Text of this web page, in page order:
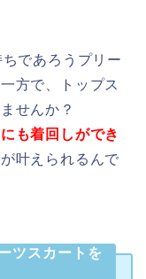
であろうプリー
方で、トップス
せんか？
も着回しができ
が叶えられるんで
ツスカートを